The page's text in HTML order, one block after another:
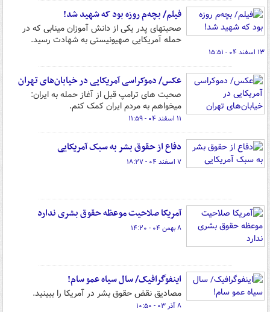
فیلم/ بچه‌م روزه بود که شهید شد!
صحبتهای پدر یکی از دانش آموزان مینابی که در
حمله آمریکایی صهیونیستی به شهادت رسید.
۱۳ اسفند ۰۴ - ۱۵:۵۱
عکس/ دموکراسی آمریکایی در خیابان‌های تهران
صحبت های ترامپ قبل از آغاز حمله به ایران:
میخواهم به مردم ایران کمک کنم.
۱۱ اسفند ۰۴ - ۱۱:۵۹
دفاع از حقوق بشر به سبک آمریکایی
۷ اسفند ۰۴ - ۱۸:۲۷
آمریکا صلاحیت موعظه حقوق بشری ندارد
۸ بهمن ۰۴ - ۱۴:۲۰
اینفوگرافیک/ سال سیاه عمو سام!
مصادیق نقض حقوق بشر در آمریکا را ببینید.
۸ آذر ۰۳ - ۱۰:۵۰